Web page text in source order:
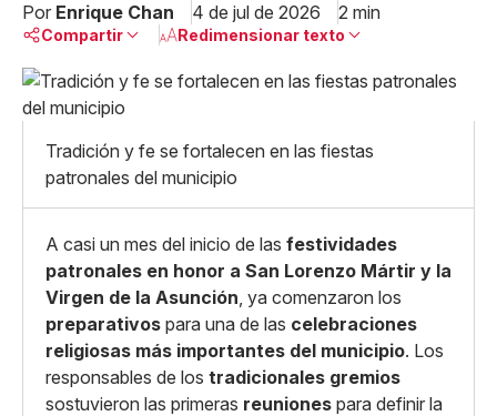
Por Enrique Chan 4 de jul de 2026 2 min
Compartir
Linkedin
Facebook
X
Whatsapp
Copiar enlace
Redimensionar texto
Grande
Tradición y fe se fortalecen en las fiestas
patronales del municipio
A casi un mes del inicio de las festividades
patronales en honor a San Lorenzo Mártir y la
Virgen de la Asunción, ya comenzaron los
preparativos para una de las celebraciones
religiosas más importantes del municipio. Los
responsables de los tradicionales gremios
sostuvieron las primeras reuniones para definir la